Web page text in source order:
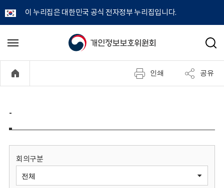
이 누리집은 대한민국 공식 전자정부 누리집입니다.
개
정
보
메
기
검
인쇄 공유
-
회의구분